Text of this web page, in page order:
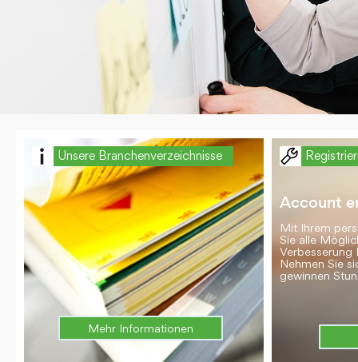
Unsere Branchenverzeichnisse
Mehr Informationen
Account
Mit Ihrem
Sie alle
Verbesserung
Nehmen Sie
gewinnen